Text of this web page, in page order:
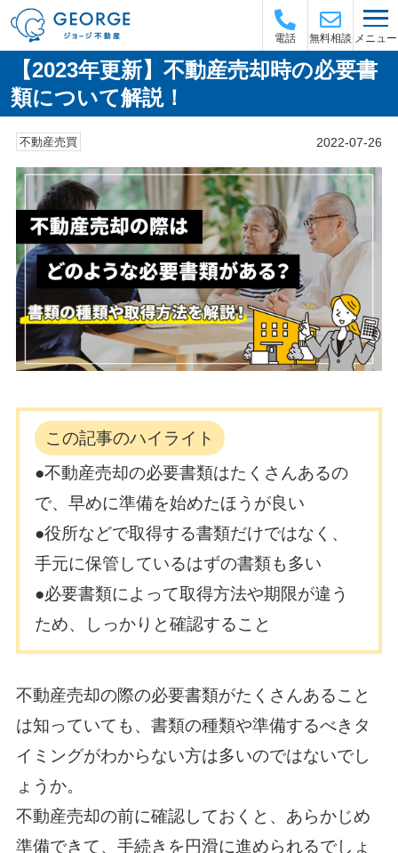
電話 無料相談 メニュー
【2023年更新】不動産売却時の必要書
類について解説！
不動産売買 2022-07-26
この記事のハイライト
●不動産売却の必要書類はたくさんあるの
で、早めに準備を始めたほうが良い
●役所などで取得する書類だけではなく、
手元に保管しているはずの書類も多い
●必要書類によって取得方法や期限が違う
ため、しっかりと確認すること
不動産売却の際の必要書類がたくさんあること
は知っていても、書類の種類や準備するべきタ
イミングがわからない方は多いのではないでし
ょうか。
不動産売却の前に確認しておくと、あらかじめ
準備できて、手続きを円滑に進められるでしょ